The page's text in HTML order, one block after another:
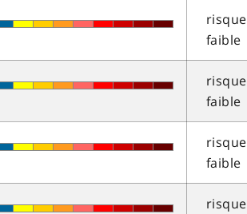
risque
faible
risque
faible
risque
faible
risque